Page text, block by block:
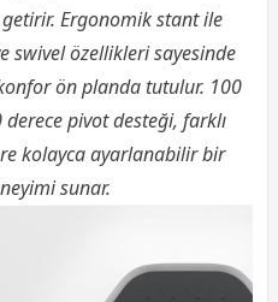
Ergonomik stant ile
swivel özellikleri sayesinde
ön planda tutulur. 100
pivot desteği, farklı
kolayca ayarlanabilir bir
sunar.